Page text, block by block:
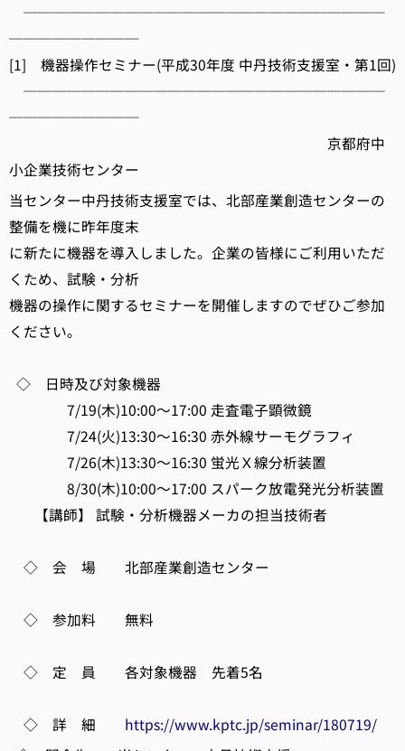
─────────────────────────
─────────
[1] 機器操作セミナー(平成30年度 中丹技術支援室・第1回)
─────────────────────────
─────────
京都府中
小企業技術センター
当センター中丹技術支援室では、北部産業創造センターの
整備を機に昨年度末
に新たに機器を導入しました。企業の皆様にご利用いただ
くため、試験・分析
機器の操作に関するセミナーを開催しますのでぜひご参加
ください。
◇ 日時及び対象機器
7/19(木)10:00～17:00 走査電子顕微鏡
7/24(火)13:30～16:30 赤外線サーモグラフィ
7/26(木)13:30～16:30 蛍光Ｘ線分析装置
8/30(木)10:00～17:00 スパーク放電発光分析装置
【講師】 試験・分析機器メーカの担当技術者
◇ 会 場 北部産業創造センター
◇ 参加料 無料
◇ 定 員 各対象機器 先着5名
◇ 詳 細 https://www.kptc.jp/seminar/180719/